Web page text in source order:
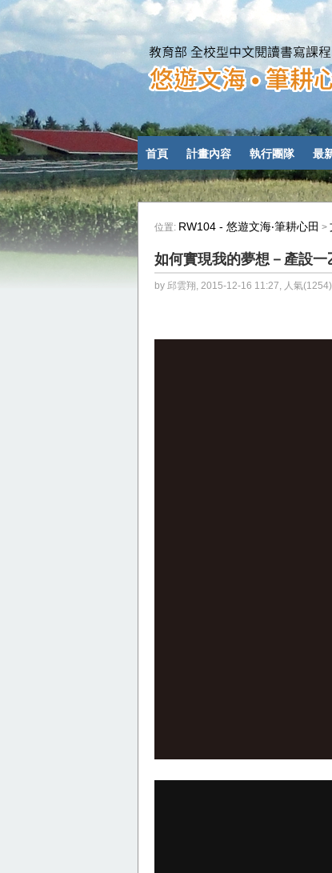
首頁 計畫內容 執行團隊 最
位置: RW104 - 悠遊文海‧筆耕心田 >
如何實現我的夢想－產設
by 邱雲翔, 2015-12-16 11:27, 人氣(1254)